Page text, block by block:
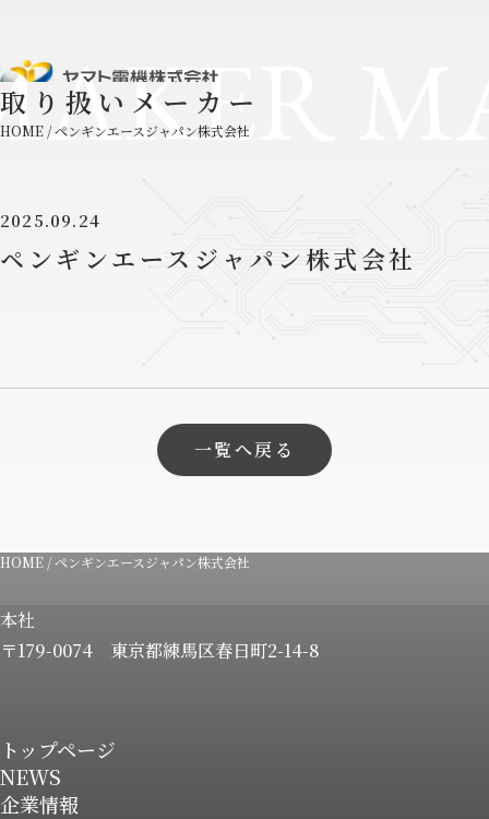
取り扱いメーカー
HOME /ペンギンエースジャパン株式会社
2025.09.24
ペンギンエースジャパン株式会社
一覧へ戻る
HOME /ペンギンエースジャパン株式会社
本社
〒179-0074 東京都練馬区春日町2-14-8
トップページ
NEWS
企業情報